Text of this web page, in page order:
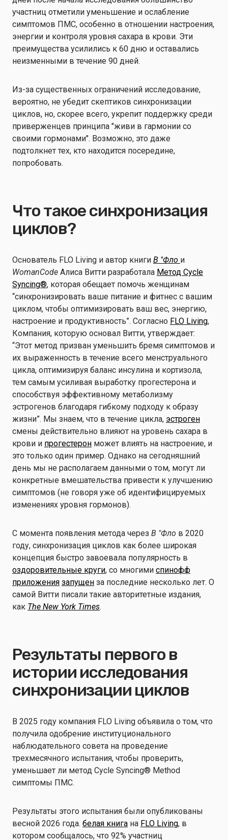
участниц отметили уменьшение и ослабление
симптомов ПМС, особенно в отношении настроения,
энергии и контроля уровня сахара в крови. Эти
преимущества усилились к 60 дню и оставались
неизменными в течение 90 дней.
Из-за существенных ограничений исследование,
вероятно, не убедит скептиков синхронизации
циклов, но, скорее всего, укрепит поддержку среди
приверженцев принципа "живи в гармонии со
своими гормонами". Возможно, это даже
подтолкнет тех, кто находится посередине,
попробовать.
Что такое синхронизация
циклов?
Основатель FLO Living и автор книги В "Фло и
WomanCode Алиса Витти разработала Метод Cycle
Syncing®, которая обещает помочь женщинам
“синхронизировать ваше питание и фитнес с вашим
циклом, чтобы оптимизировать ваш вес, энергию,
настроение и продуктивность”. Согласно FLO Living,
Компания, которую основал Витти, утверждает:
“Этот метод призван уменьшить бремя симптомов и
их выраженность в течение всего менструального
цикла, оптимизируя баланс инсулина и кортизола,
тем самым усиливая выработку прогестерона и
способствуя эффективному метаболизму
эстрогенов благодаря гибкому подходу к образу
жизни”. Мы знаем, что в течение цикла, эстроген
смены действительно влияют на уровень сахара в
крови и прогестерон может влиять на настроение, и
это только один пример. Однако на сегодняшний
день мы не располагаем данными о том, могут ли
конкретные вмешательства привести к улучшению
симптомов (не говоря уже об идентифицируемых
изменениях уровня гормонов).
С момента появления метода через В "Фло в 2020
году, синхронизация циклов как более широкая
концепция быстро завоевала популярность в
оздоровительные круги, со многими спинофф
приложения запущен за последние несколько лет. О
самой Витти писали такие авторитетные издания,
как The New York Times.
Результаты первого в
истории исследования
синхронизации циклов
В 2025 году компания FLO Living объявила о том, что
получила одобрение институционального
наблюдательного совета на проведение
трехмесячного испытания, чтобы проверить,
уменьшает ли метод Cycle Syncing® Method
симптомы ПМС.
Результаты этого испытания были опубликованы
весной 2026 года. белая книга на FLO Living, в
котором сообщалось, что 92% участниц